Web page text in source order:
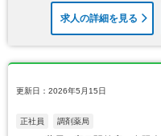
求人の詳細を見る
更新日：2026年5月15日
正社員 調剤薬局